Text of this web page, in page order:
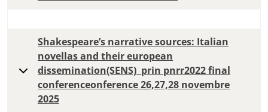
Shakespeare’s narrative sources: Italian
novellas and their european
dissemination(SENS) prin pnrr2022 final
conferenceonference 26,27,28 novembre
2025